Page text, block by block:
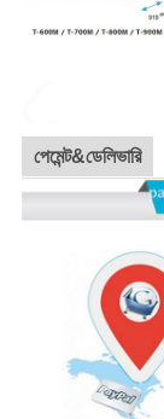
পেমেন্ট&ডেলিভারি